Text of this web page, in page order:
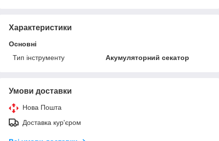
Характеристики
Основні
Тип інструменту
Акумуляторний секатор
Умови доставки
Нова Пошта
Доставка кур'єром